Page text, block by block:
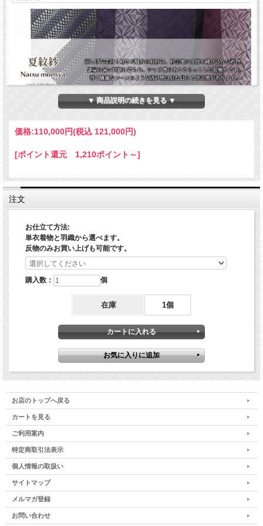
▼ 商品説明の続きを見る ▼
価格:110,000円(税込 121,000円)
[ポイント還元 1,210ポイント～]
注文
お仕立て方法:
単衣着物と羽織から選べます。
反物のみお買い上げも可能です。
購入数： 個
在庫 1個
お店のトップへ戻る
カートを見る
ご利用案内
特定商取引法表示
個人情報の取扱い
サイトマップ
メルマガ登録
お問い合わせ